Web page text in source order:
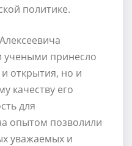
политике.
учеными принесло
открытия, но и
качеству его
для
опытом позволили
уважаемых и